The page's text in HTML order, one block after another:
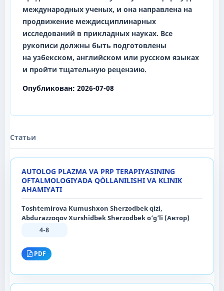
международных ученых, и она направлена ​​на
продвижение междисциплинарных
исследований в прикладных науках. Все
рукописи должны быть подготовлены
на узбекском, английском или русском языках
и пройти тщательную рецензию.
Опубликован: 2026-07-08
Статьи
AUTOLOG PLAZMA VA PRP TERAPIYASINING
OFTALMOLOGIYADA QÒLLANILISHI VA KLINIK
AHAMIYATI
Toshtemirova Kumushxon Sherzodbek qizi,
Abdurazzoqov Xurshidbek Sherzodbek o‘g’li (Автор)
4-8
PDF